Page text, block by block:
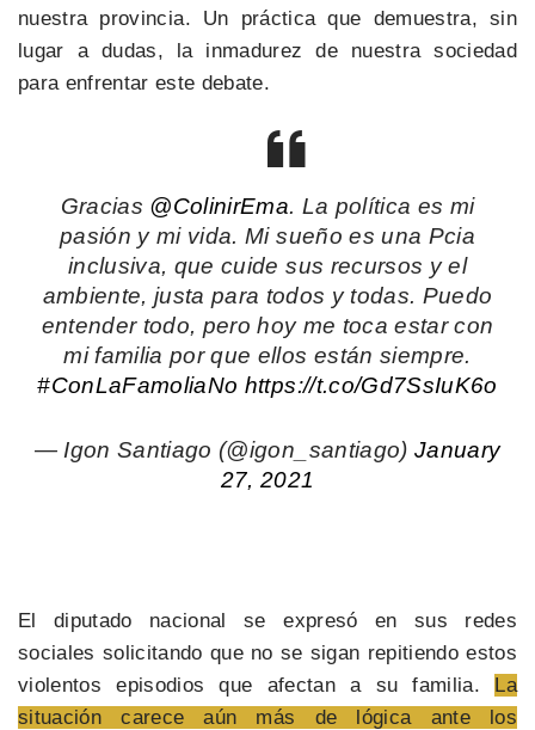
nuestra provincia. Un práctica que demuestra, sin
lugar a dudas, la inmadurez de nuestra sociedad
para enfrentar este debate.
Gracias @ColinirEma. La política es mi
pasión y mi vida. Mi sueño es una Pcia
inclusiva, que cuide sus recursos y el
ambiente, justa para todos y todas. Puedo
entender todo, pero hoy me toca estar con
mi familia por que ellos están siempre.
#ConLaFamoliaNo https://t.co/Gd7SsIuK6o
— Igon Santiago (@igon_santiago) January
27, 2021
El diputado nacional se expresó en sus redes
sociales solicitando que no se sigan repitiendo estos
violentos episodios que afectan a su familia. La
situación carece aún más de lógica ante los